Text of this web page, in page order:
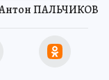
ПАЛЬЧИКОВ